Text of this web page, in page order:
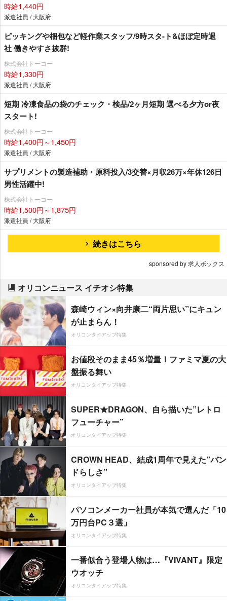
時給1,440円
派遣社員 / 大阪府
ピッキングや梱包など軽作業スタッフ/9時スタ-ト&ほぼ定時退
社 働きやすさ抜群!
株式会社トーコー
時給1,330円
派遣社員 / 大阪府
短期 冷凍食品の袋のチェック・検品/2ヶ月短期 選べる夕方or夜
スタート!
株式会社トーコー
時給1,400円～1,450円
派遣社員 / 大阪府
サプリメントの製造補助・原料投入/3交替×月収26万×年休126日
男性活躍中!
株式会社トーコー
時給1,500円～1,875円
派遣社員 / 大阪府
続きはこちら
sponsored by 求人ボックス
オリコンニュース イチオシ特集
森崎ウィン×向井康二“両片思い”にキュン
が止まらん！
オリコンタイアップ特集
お値段そのまま45％増量！ファミマ夏の大
盤振る舞い
オリコンタイアップ特集
SUPER★DRAGON、自ら描いた”レトロ
フューチャー”
オリコンタイアップ特集
CROWN HEAD、結成1周年で見えた”バン
ドらしさ”
オリコンタイアップ特集
パソコンメーカー社員が本気で選んだ「10
万円台PC３選」
オリコンタイアップ特集
一番似合う登場人物は…『VIVANT』限定
ウオッチ
オリコンタイアップ特集